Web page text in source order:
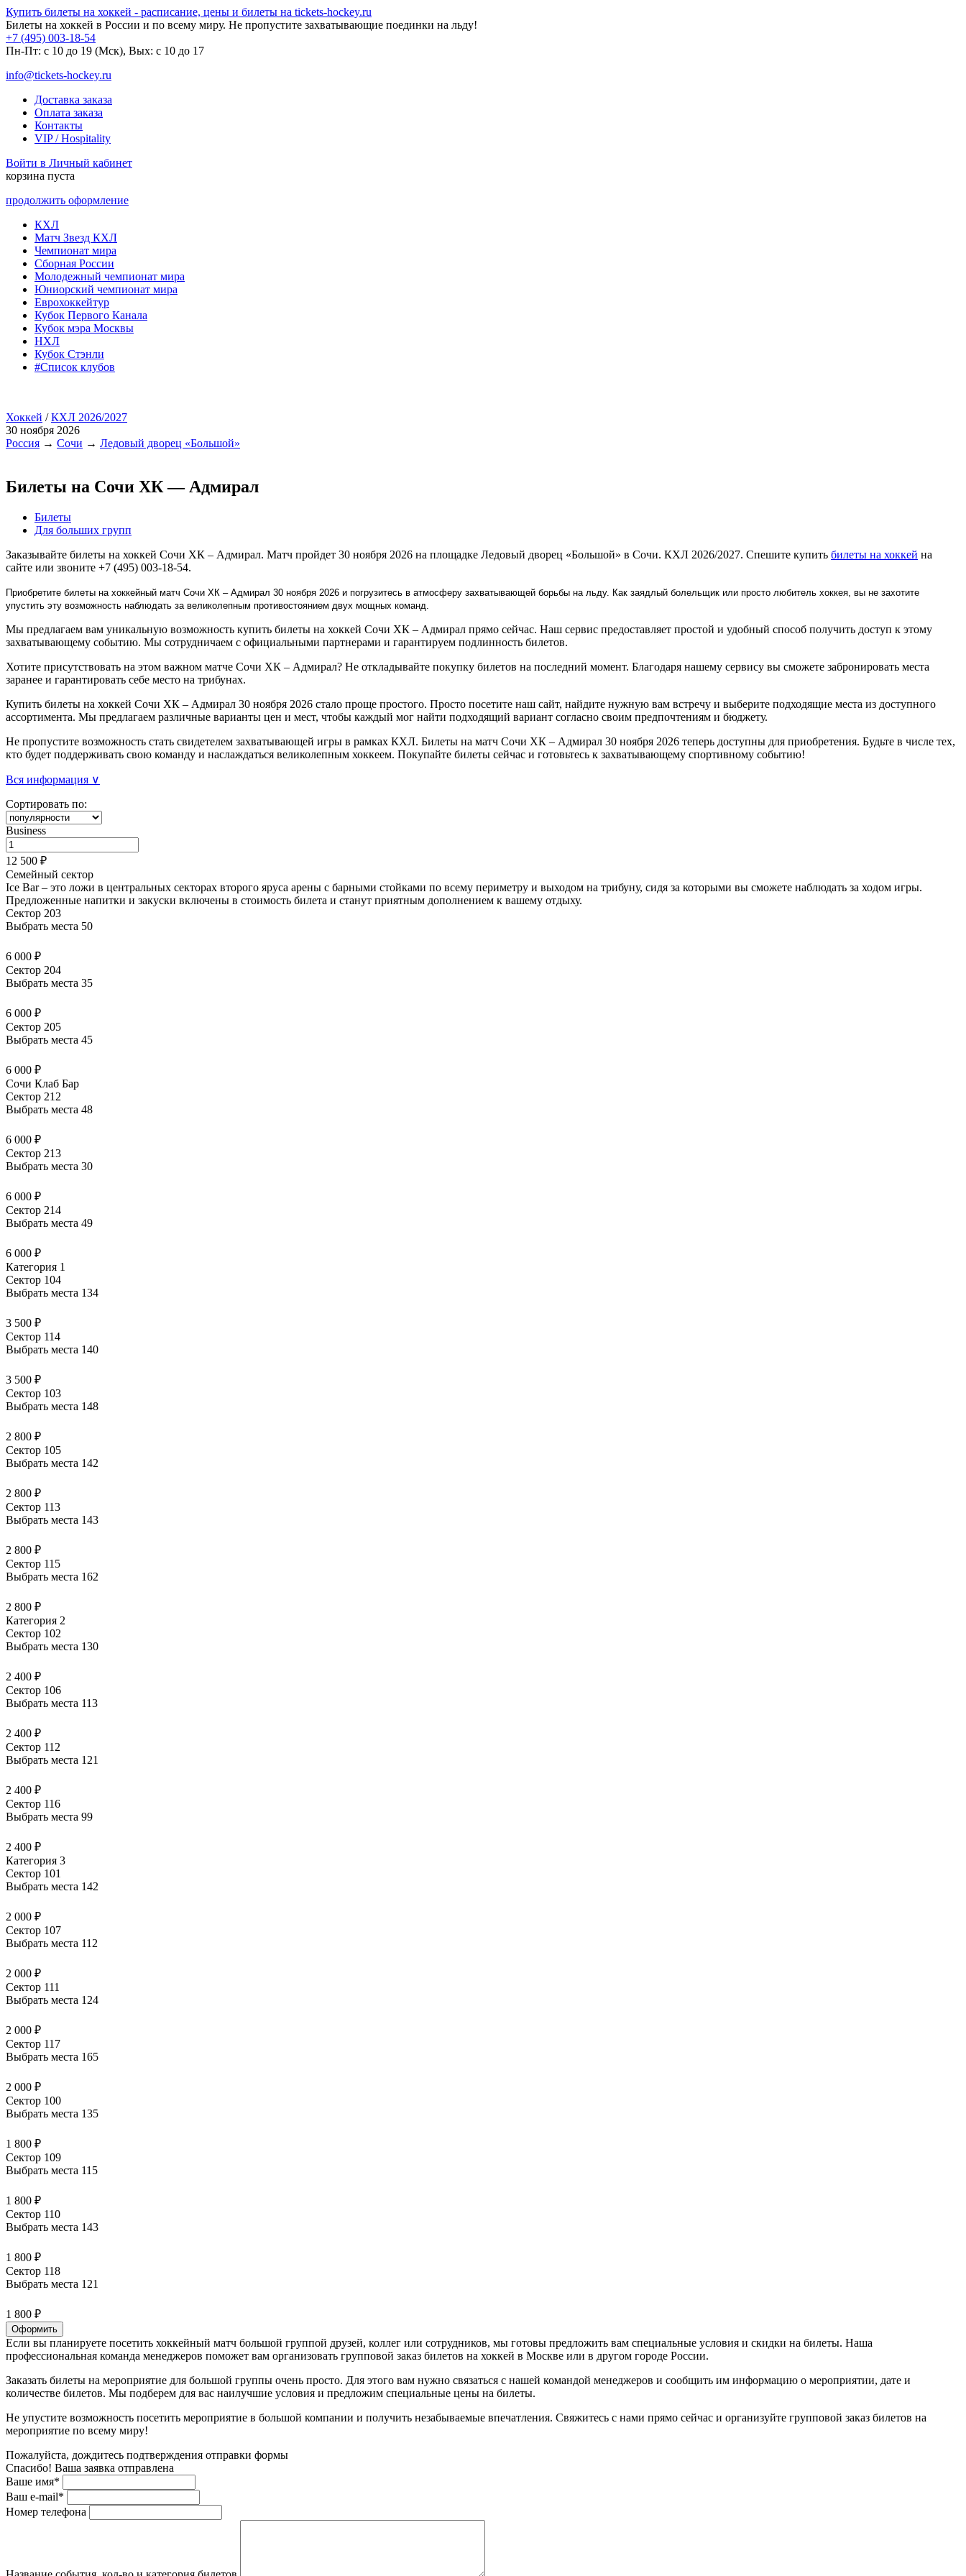
Купить билеты на хоккей - расписание, цены и билеты на tickets-hockey.ru
Билеты на хоккей в России и по всему миру. Не пропустите захватывающие поединки на льду!
+7 (495) 003-18-54
Пн-Пт: c 10 до 19 (Мск), Вых: с 10 до 17
info@tickets-hockey.ru
Доставка заказа
Оплата заказа
Контакты
VIP / Hospitality
Войти в Личный кабинет
корзина пуста
продолжить оформление
КХЛ
Матч Звезд КХЛ
Чемпионат мира
Сборная России
Молодежный чемпионат мира
Юниорский чемпионат мира
Еврохоккейтур
Кубок Первого Канала
Кубок мэра Москвы
НХЛ
Кубок Стэнли
#Список клубов
Хоккей /КХЛ 2026/2027
30 ноября 2026
Россия → Сочи → Ледовый дворец «Большой»
Билеты на Сочи ХК — Адмирал
Билеты
Для больших групп
Заказывайте билеты на хоккей Сочи ХК – Адмирал. Матч пройдет 30 ноября 2026 на площадке Ледовый дворец «Большой» в Сочи. КХЛ 2026/2027. Спешите купить билеты на хоккей на
сайте или звоните +7 (495) 003-18-54.
Приобретите билеты на хоккейный матч Сочи ХК – Адмирал 30 ноября 2026 и погрузитесь в атмосферу захватывающей борьбы на льду. Как заядлый болельщик или просто любитель хоккея, вы не захотите
упустить эту возможность наблюдать за великолепным противостоянием двух мощных команд.
Мы предлагаем вам уникальную возможность купить билеты на хоккей Сочи ХК – Адмирал прямо сейчас. Наш сервис предоставляет простой и удобный способ получить доступ к этому
захватывающему событию. Мы сотрудничаем с официальными партнерами и гарантируем подлинность билетов.
Хотите присутствовать на этом важном матче Сочи ХК – Адмирал? Не откладывайте покупку билетов на последний момент. Благодаря нашему сервису вы сможете забронировать места
заранее и гарантировать себе место на трибунах.
Купить билеты на хоккей Сочи ХК – Адмирал 30 ноября 2026 стало проще простого. Просто посетите наш сайт, найдите нужную вам встречу и выберите подходящие места из доступного
ассортимента. Мы предлагаем различные варианты цен и мест, чтобы каждый мог найти подходящий вариант согласно своим предпочтениям и бюджету.
Не пропустите возможность стать свидетелем захватывающей игры в рамках КХЛ. Билеты на матч Сочи ХК – Адмирал 30 ноября 2026 теперь доступны для приобретения. Будьте в числе тех,
кто будет поддерживать свою команду и наслаждаться великолепным хоккеем. Покупайте билеты сейчас и готовьтесь к захватывающему спортивному событию!
Вся информация ∨
Сортировать по:
Business
12 500 ₽
Семейный сектор
Ice Bar – это ложи в центральных секторах второго яруса арены с барными стойками по всему периметру и выходом на трибуну, сидя за которыми вы сможете наблюдать за ходом игры.
Предложенные напитки и закуски включены в стоимость билета и станут приятным дополнением к вашему отдыху.
Сектор 203
Выбрать места 50
6 000 ₽
Сектор 204
Выбрать места 35
6 000 ₽
Сектор 205
Выбрать места 45
6 000 ₽
Сочи Клаб Бар
Сектор 212
Выбрать места 48
6 000 ₽
Сектор 213
Выбрать места 30
6 000 ₽
Сектор 214
Выбрать места 49
6 000 ₽
Категория 1
Сектор 104
Выбрать места 134
3 500 ₽
Сектор 114
Выбрать места 140
3 500 ₽
Сектор 103
Выбрать места 148
2 800 ₽
Сектор 105
Выбрать места 142
2 800 ₽
Сектор 113
Выбрать места 143
2 800 ₽
Сектор 115
Выбрать места 162
2 800 ₽
Категория 2
Сектор 102
Выбрать места 130
2 400 ₽
Сектор 106
Выбрать места 113
2 400 ₽
Сектор 112
Выбрать места 121
2 400 ₽
Сектор 116
Выбрать места 99
2 400 ₽
Категория 3
Сектор 101
Выбрать места 142
2 000 ₽
Сектор 107
Выбрать места 112
2 000 ₽
Сектор 111
Выбрать места 124
2 000 ₽
Сектор 117
Выбрать места 165
2 000 ₽
Сектор 100
Выбрать места 135
1 800 ₽
Сектор 109
Выбрать места 115
1 800 ₽
Сектор 110
Выбрать места 143
1 800 ₽
Сектор 118
Выбрать места 121
1 800 ₽
Оформить
Если вы планируете посетить хоккейный матч большой группой друзей, коллег или сотрудников, мы готовы предложить вам специальные условия и скидки на билеты. Наша
профессиональная команда менеджеров поможет вам организовать групповой заказ билетов на хоккей в Москве или в другом городе России.
Заказать билеты на мероприятие для большой группы очень просто. Для этого вам нужно связаться с нашей командой менеджеров и сообщить им информацию о мероприятии, дате и
количестве билетов. Мы подберем для вас наилучшие условия и предложим специальные цены на билеты.
Не упустите возможность посетить мероприятие в большой компании и получить незабываемые впечатления. Свяжитесь с нами прямо сейчас и организуйте групповой заказ билетов на
мероприятие по всему миру!
Пожалуйста, дождитесь подтверждения отправки формы
Спасибо! Ваша заявка отправлена
Ваше имя*
Ваш e-mail*
Номер телефона